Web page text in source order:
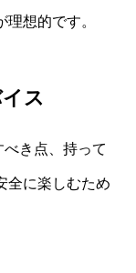
想的です。
ス
き点、持って
全に楽しむため